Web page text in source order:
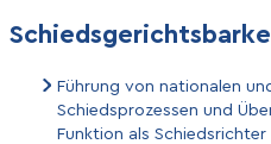
Führung von nationalen
Schiedsprozessen und
Funktion als Schiedsrichter